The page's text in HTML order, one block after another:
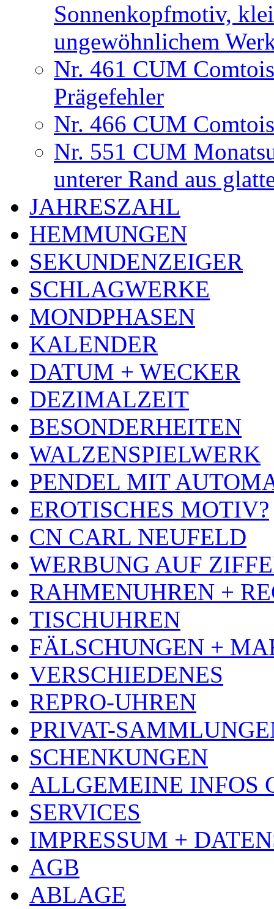
Sonnenkopfmotiv,
ungewöhnlichem
Nr. 461 CUM
Prägefehler
Nr. 466 CUM
Nr. 551 CUM
unterer Rand aus
JAHRESZAHL
HEMMUNGEN
SEKUNDENZEIGER
SCHLAGWERKE
MONDPHASEN
KALENDER
DATUM + WECKER
DEZIMALZEIT
BESONDERHEITEN
WALZENSPIELWERK
PENDEL MIT
EROTISCHES MOTIV?
CN CARL NEUFELD
WERBUNG AUF
RAHMENUHREN +
TISCHUHREN
FÄLSCHUNGEN +
VERSCHIEDENES
REPRO-UHREN
PRIVAT-
SCHENKUNGEN
ALLGEMEINE INFOS
SERVICES
IMPRESSUM +
AGB
ABLAGE